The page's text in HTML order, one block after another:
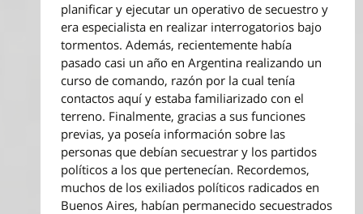
planificar y ejecutar un operativo de secuestro y
era especialista en realizar interrogatorios bajo
tormentos. Además, recientemente había
pasado casi un año en Argentina realizando un
curso de comando, razón por la cual tenía
contactos aquí y estaba familiarizado con el
terreno. Finalmente, gracias a sus funciones
previas, ya poseía información sobre las
personas que debían secuestrar y los partidos
políticos a los que pertenecían. Recordemos,
muchos de los exiliados políticos radicados en
Buenos Aires, habían permanecido secuestrados